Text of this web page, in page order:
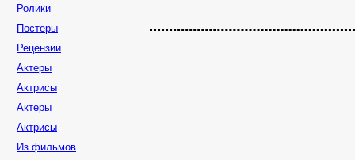
Ролики
Постеры
Рецензии
Актеры
Актрисы
Актеры
Актрисы
Из фильмов